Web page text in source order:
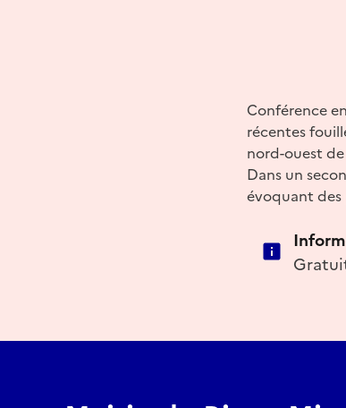
Conférence
récentes
nord-ouest de
Dans un
évoquant des